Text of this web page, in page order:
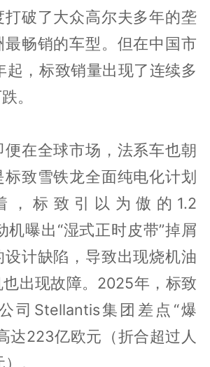
打破了大众高尔夫多年的垄
最畅销的车型。但在中国市
起，标致销量出现了连续多
。
在全球市场，法系车也朝
致雪铁龙全面纯电化计划
，标致引以为傲的1.2
机曝出“湿式正时皮带”掉屑
计缺陷，导致出现烧机油
出现故障。2025年，标致
司Stellantis集团差点“爆
达223亿欧元（折合超过人
。